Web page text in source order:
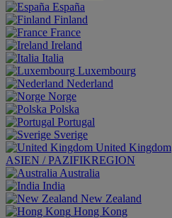
España
Finland
France
Ireland
Italia
Luxembourg
Nederland
Norge
Polska
Portugal
Sverige
United Kingdom
ASIEN / PAZIFIKREGION
Australia
India
New Zealand
Hong Kong